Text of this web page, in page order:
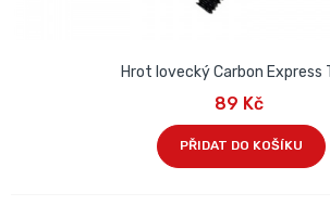
Hrot lovecký Carbon Express
89 Kč
PŘIDAT DO KOŠÍKU